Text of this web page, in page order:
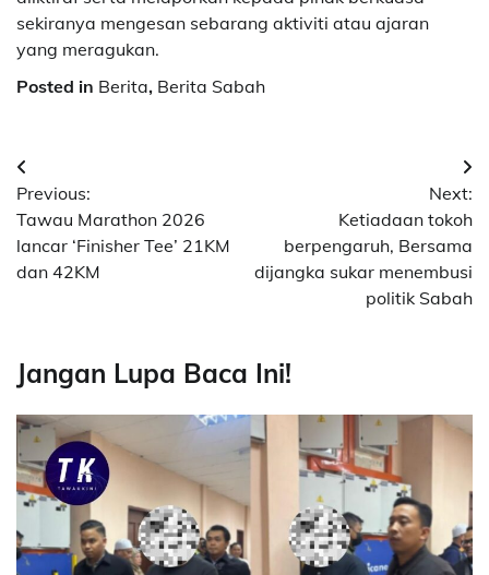
sekiranya mengesan sebarang aktiviti atau ajaran
yang meragukan.
Posted in Berita, Berita Sabah
Post
navigation
Previous:
Tawau Marathon 2026
lancar ‘Finisher Tee’ 21KM
dan 42KM
Next:
Ketiadaan tokoh
berpengaruh, Bersama
dijangka sukar menembusi
politik Sabah
Jangan Lupa Baca Ini!